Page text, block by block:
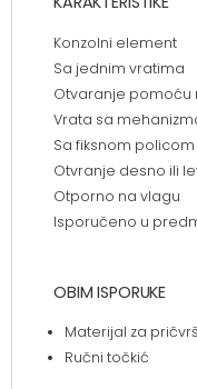
Konzolni element
Sa jednim vratima
Otvaranje pomoću
Vrata sa
Sa fiksnom policom
Otvranje desno ili
Otporno na vlagu
Isporučeno u
OBIM ISPORUKE
Materijal za
Ručni točkić